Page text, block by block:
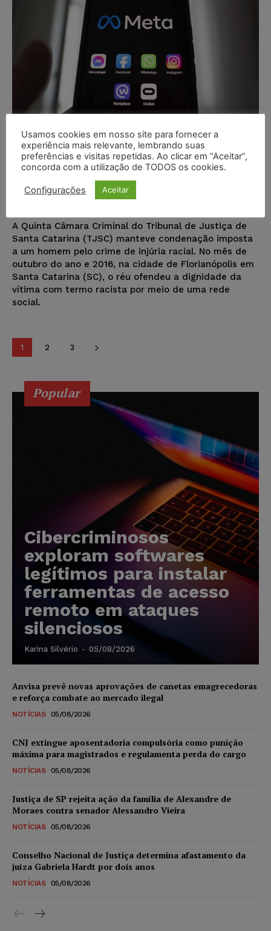
Tribunal mantém condenação de
morador de Santa Catarina por
ofensa racista no Facebook
A Quinta Câmara Criminal do Tribunal de Justiça de
Santa Catarina (TJSC) manteve condenação imposta
a um homem pelo crime de injúria racial. No mês de
outubro do ano e 2016, na cidade de Florianópolis em
Santa Catarina (SC), o réu ofendeu a dignidade da
vítima com termo racista por meio de uma rede
social.
1 2 3
Popular
Cibercriminosos
exploram softwares
legítimos para instalar
ferramentas de acesso
remoto em ataques
silenciosos
Karina Silvério - 05/08/2026
Anvisa prevê novas aprovações de canetas emagrecedoras
e reforça combate ao mercado ilegal
NOTÍCIAS 05/08/2026
CNJ extingue aposentadoria compulsória como punição
máxima para magistrados e regulamenta perda do cargo
NOTÍCIAS 05/08/2026
Justiça de SP rejeita ação da família de Alexandre de
Moraes contra senador Alessandro Vieira
NOTÍCIAS 05/08/2026
Conselho Nacional de Justiça determina afastamento da
juíza Gabriela Hardt por dois anos
NOTÍCIAS 05/08/2026
Usamos cookies em nosso site para fornecer a
experiência mais relevante, lembrando suas
preferências e visitas repetidas. Ao clicar em “Aceitar”,
concorda com a utilização de TODOS os cookies.
Configurações Aceitar